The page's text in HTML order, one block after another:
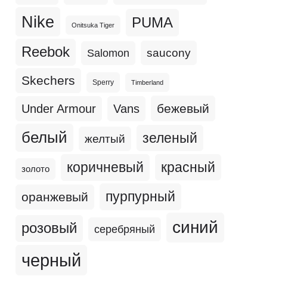
Nike Onitsuka Tiger PUMA
Reebok Salomon saucony
Skechers Sperry Timberland
Under Armour Vans бежевый
белый желтый зеленый
золото коричневый красный
оранжевый пурпурный
розовый серебряный синий
черный